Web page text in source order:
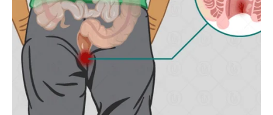
osnovama. Ako se ljubav ponovo zapali, biće to jače nego
ranije, ali samo ako su obe strane spremne na iskrenost i
transformaciju.
Za Škorpiju, ovo je period emotivnog buđenja i istine. Ne
možete pobeći od onoga što srce oseća – ali sada imate
snagu da izaberete šta vam zaista treba.